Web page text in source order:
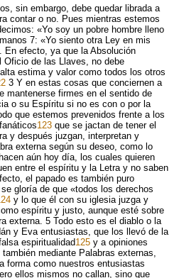
sin embargo, debe quedar librada a
contar o no. Pues mientras estemos
«Yo soy un pobre hombre lleno
7: «Yo siento otra Ley en mis
En efecto, ya que la Absolución
Oficio de las Llaves, no debe
estima y valor como todos los otros
3 Y en estas cosas que conciernen a
mantenerse firmes en el sentido de
o su Espíritu si no es con o por la
que estemos prevenidos frente a los
123 que se jactan de tener el
y después juzgan, interpretan y
externa según su deseo, como lo
aún hoy día, los cuales quieren
entre el espíritu y la Letra y no saben
el papado es también puro
gloría de que «todos los derechos
y lo que él con su iglesia juzga y
espíritu y justo, aunque esté sobre
externa. 5 Todo esto es el diablo o la
y Eva entusiastas, que los llevó de la
espiritualidad125 y a opiniones
mediante Palabras externas,
forma como nuestros entusiastas
ellos mismos no callan, sino que